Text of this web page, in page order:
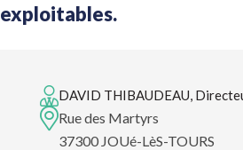
exploitables.
DAVID THIBAUDEAU,
Rue des Martyrs
37300 JOUé-LèS-TOURS